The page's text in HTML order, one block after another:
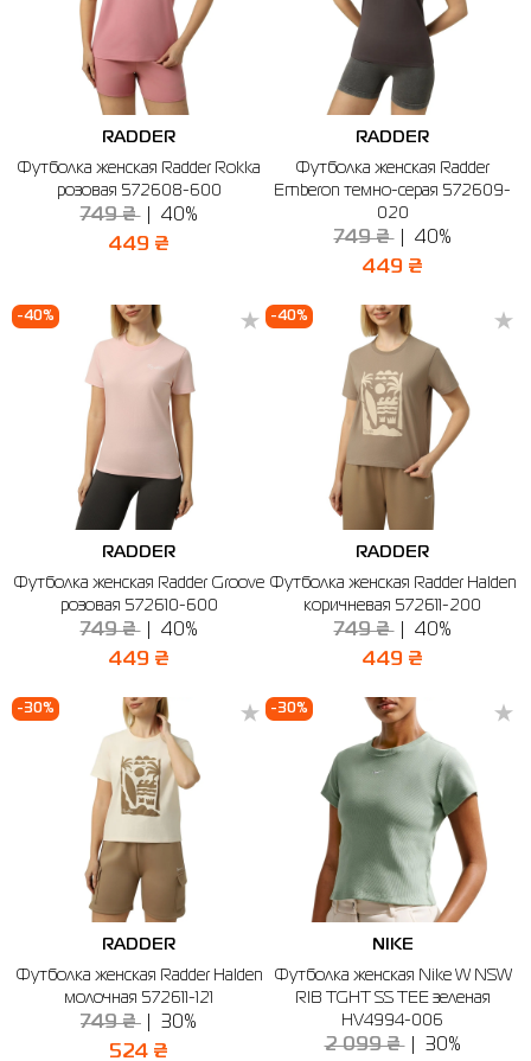
RADDER
Футболка женская Radder Rokka
розовая 572608-600
749 ₴ 40%
449 ₴
RADDER
Футболка женская Radder
Emberon темно-серая 572609-
020
749 ₴ 40%
449 ₴
-40%
RADDER
Футболка женская Radder Groove
розовая 572610-600
749 ₴ 40%
449 ₴
-40%
RADDER
Футболка женская Radder Halden
коричневая 572611-200
749 ₴ 40%
449 ₴
-30%
RADDER
Футболка женская Radder Halden
молочная 572611-121
749 ₴ 30%
524 ₴
-30%
NIKE
Футболка женская Nike W NSW
RIB TGHT SS TEE зеленая
HV4994-006
2 099 ₴ 30%